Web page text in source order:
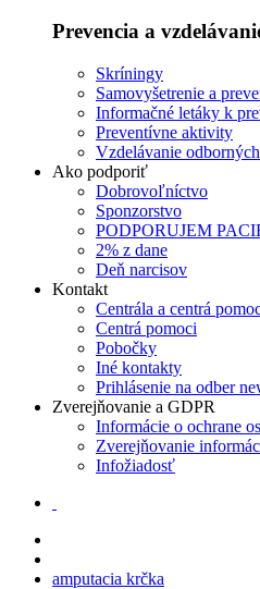
Prevencia a
Skríningy
Samovyšetrenie a
Informačné letáky k
Preventívne aktivity
Vzdelávanie
Ako podporiť
Dobrovoľníctvo
Sponzorstvo
PODPORUJEM
2% z dane
Deň narcisov
Kontakt
Centrála a centrá
Centrá pomoci
Pobočky
Iné kontakty
Prihlásenie na odber
Zverejňovanie a GDPR
Informácie o ochrane
Zverejňovanie
Infožiadosť
amputacia krčka